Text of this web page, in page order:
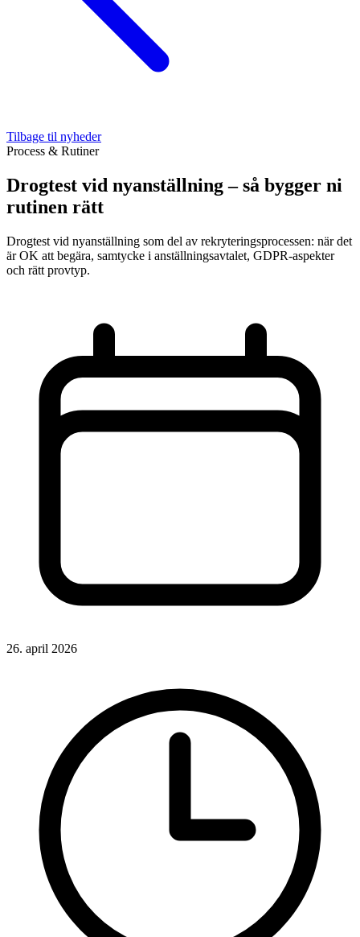
Tilbage til nyheder
Process & Rutiner
Drogtest vid nyanställning – så bygger ni
rutinen rätt
Drogtest vid nyanställning som del av rekryteringsprocessen: när det
är OK att begära, samtycke i anställningsavtalet, GDPR-aspekter
och rätt provtyp.
26. april 2026